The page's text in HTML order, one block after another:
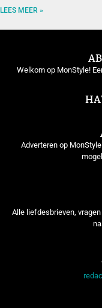
LEES MEER »
Welkom op MonStyle!
Adverteren op
Alle liefdesbrieven,